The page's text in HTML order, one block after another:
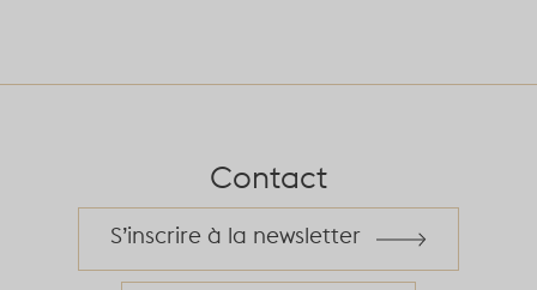
Contact
S’inscrire à la newsletter